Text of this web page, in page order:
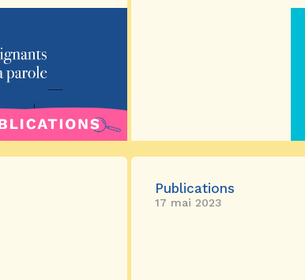
Publications
17 mai 2023